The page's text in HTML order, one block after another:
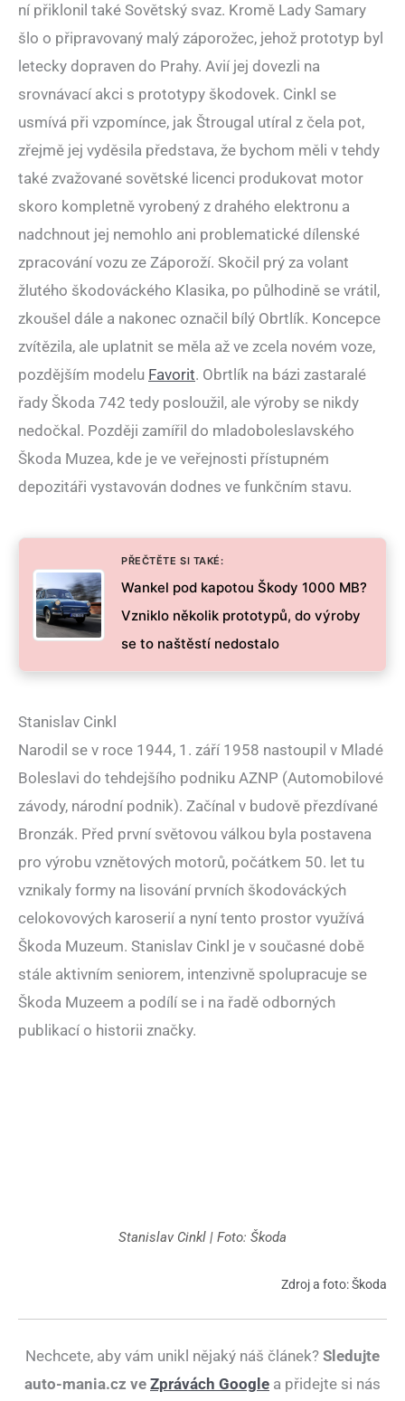
ní přiklonil také Sovětský svaz. Kromě Lady Samary
šlo o připravovaný malý záporožec, jehož prototyp byl
letecky dopraven do Prahy. Avií jej dovezli na
srovnávací akci s prototypy škodovek. Cinkl se
usmívá při vzpomínce, jak Štrougal utíral z čela pot,
zřejmě jej vyděsila představa, že bychom měli v tehdy
také zvažované sovětské licenci produkovat motor
skoro kompletně vyrobený z drahého elektronu a
nadchnout jej nemohlo ani problematické dílenské
zpracování vozu ze Záporoží. Skočil prý za volant
žlutého škodováckého Klasika, po půlhodině se vrátil,
zkoušel dále a nakonec označil bílý Obrtlík. Koncepce
zvítězila, ale uplatnit se měla až ve zcela novém voze,
pozdějším modelu Favorit. Obrtlík na bázi zastaralé
řady Škoda 742 tedy posloužil, ale výroby se nikdy
nedočkal. Později zamířil do mladoboleslavského
Škoda Muzea, kde je ve veřejnosti přístupném
depozitáři vystavován dodnes ve funkčním stavu.
PŘEČTĚTE SI TAKÉ:
Wankel pod kapotou Škody 1000 MB?
Vzniklo několik prototypů, do výroby
se to naštěstí nedostalo
Stanislav Cinkl
Narodil se v roce 1944, 1. září 1958 nastoupil v Mladé
Boleslavi do tehdejšího podniku AZNP (Automobilové
závody, národní podnik). Začínal v budově přezdívané
Bronzák. Před první světovou válkou byla postavena
pro výrobu vznětových motorů, počátkem 50. let tu
vznikaly formy na lisování prvních škodováckých
celokovových karoserií a nyní tento prostor využívá
Škoda Muzeum. Stanislav Cinkl je v současné době
stále aktivním seniorem, intenzivně spolupracuje se
Škoda Muzeem a podílí se i na řadě odborných
publikací o historii značky.
Stanislav Cinkl | Foto: Škoda
Zdroj a foto: Škoda
Nechcete, aby vám unikl nějaký náš článek? Sledujte
auto-mania.cz ve Zprávách Google a přidejte si nás